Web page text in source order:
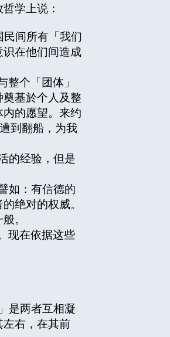
学上说：
间所有「我们
在他们间造成
个「团体」
基於个人及整
的愿望。来约
到翻船，为我
的经验，但是
如：有信德的
绝对的权威。
。
现在依据这些
是两者互相凝
右，在其前